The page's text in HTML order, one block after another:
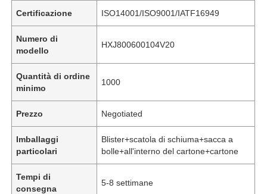
Certificazione ISO14001/ISO9001/IATF16949
Numero di
modello
HXJ800600104V20
Quantità di ordine
minimo
1000
Prezzo Negotiated
Imballaggi
particolari
Blister+scatola di schiuma+sacca a
bolle+all'interno del cartone+cartone
Tempi di
consegna
5-8 settimane